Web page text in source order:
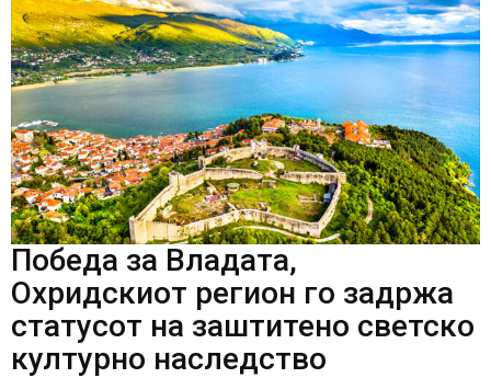
Победа за Владата,
Охридскиот регион го задржа
статусот на заштитено светско
културно наследство